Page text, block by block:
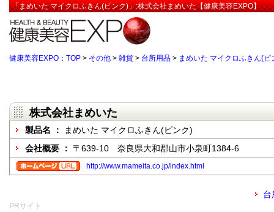
「まめいた マイクロふきん(ピンク)」:株式会社まめいた【健康美容EXPO】
健康美容EXPO：TOP > その他 > 雑貨 > 台所用品 > まめいた マイクロふきん(ピ
株式会社まめいた
製品名 ：
まめいた マイクロふきん(ピンク)
会社概要 ： 〒639-10 奈良県大和郡山市小泉町1384-6
http://www.mameita.co.jp/index.html
台
PRサイト